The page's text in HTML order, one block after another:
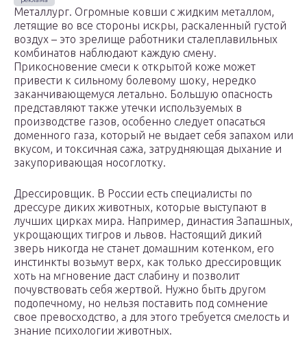
Металлург. Огромные ковши с жидким металлом,
летящие во все стороны искры, раскаленный густой
воздух – это зрелище работники сталеплавильных
комбинатов наблюдают каждую смену.
Прикосновение смеси к открытой коже может
привести к сильному болевому шоку, нередко
заканчивающемуся летально. Большую опасность
представляют также утечки используемых в
производстве газов, особенно следует опасаться
доменного газа, который не выдает себя запахом или
вкусом, и токсичная сажа, затрудняющая дыхание и
закупоривающая носоглотку.
Дрессировщик. В России есть специалисты по
дрессуре диких животных, которые выступают в
лучших цирках мира. Например, династия Запашных,
укрощающих тигров и львов. Настоящий дикий
зверь никогда не станет домашним котенком, его
инстинкты возьмут верх, как только дрессировщик
хоть на мгновение даст слабину и позволит
почувствовать себя жертвой. Нужно быть другом
подопечному, но нельзя поставить под сомнение
свое превосходство, а для этого требуется смелость и
знание психологии животных.